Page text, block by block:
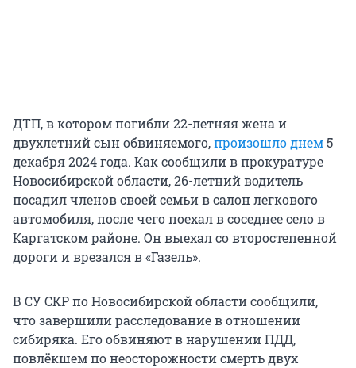
ДТП, в котором погибли 22-летняя жена и
двухлетний сын обвиняемого,произошло днем5
декабря 2024 года. Как сообщили в прокуратуре
Новосибирской области, 26-летний водитель
посадил членов своей семьи в салон легкового
автомобиля, после чего поехал в соседнее село в
Каргатском районе. Он выехал со второстепенной
дороги и врезался в «Газель».
В СУ СКР по Новосибирской области сообщили,
что завершили расследование в отношении
сибиряка. Его обвиняют в нарушении ПДД,
повлёкшем по неосторожности смерть двух